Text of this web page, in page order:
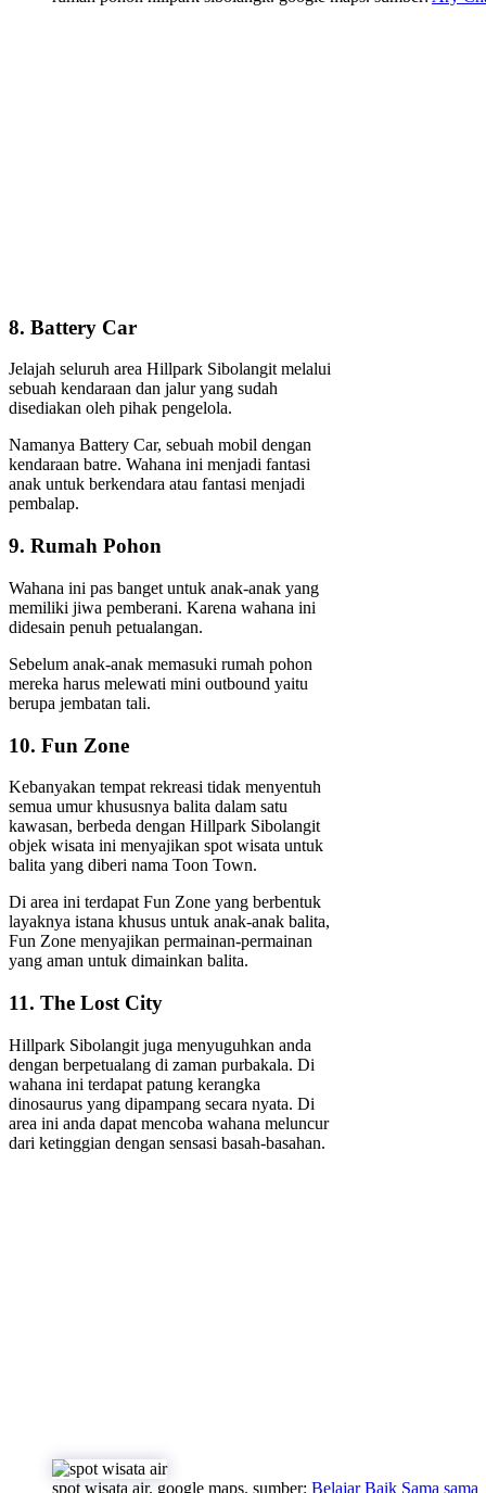
8. Battery Car
Jelajah seluruh area Hillpark Sibolangit melalui
sebuah kendaraan dan jalur yang sudah
disediakan oleh pihak pengelola.
Namanya Battery Car, sebuah mobil dengan
kendaraan batre. Wahana ini menjadi fantasi
anak untuk berkendara atau fantasi menjadi
pembalap.
9. Rumah Pohon
Wahana ini pas banget untuk anak-anak yang
memiliki jiwa pemberani. Karena wahana ini
didesain penuh petualangan.
Sebelum anak-anak memasuki rumah pohon
mereka harus melewati mini outbound yaitu
berupa jembatan tali.
10. Fun Zone
Kebanyakan tempat rekreasi tidak menyentuh
semua umur khususnya balita dalam satu
kawasan, berbeda dengan Hillpark Sibolangit
objek wisata ini menyajikan spot wisata untuk
balita yang diberi nama Toon Town.
Di area ini terdapat Fun Zone yang berbentuk
layaknya istana khusus untuk anak-anak balita,
Fun Zone menyajikan permainan-permainan
yang aman untuk dimainkan balita.
11. The Lost City
Hillpark Sibolangit juga menyuguhkan anda
dengan berpetualang di zaman purbakala. Di
wahana ini terdapat patung kerangka
dinosaurus yang dipampang secara nyata. Di
area ini anda dapat mencoba wahana meluncur
dari ketinggian dengan sensasi basah-basahan.
spot wisata air. google maps. sumber: Belajar Baik Sama sama